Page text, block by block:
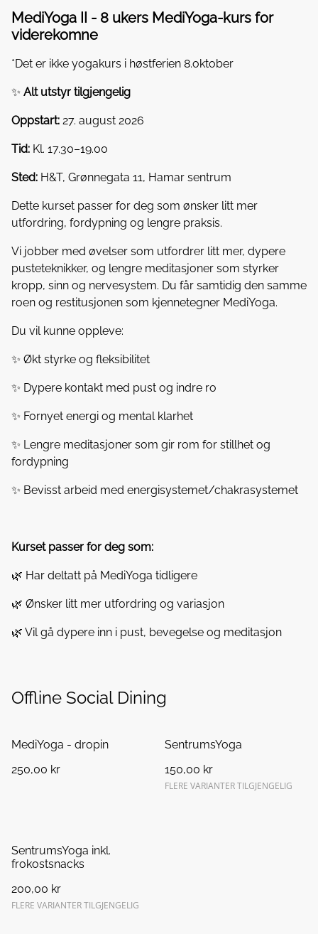
MediYoga II - 8 ukers MediYoga-kurs for
viderekomne
*Det er ikke yogakurs i høstferien 8.oktober
✨ Alt utstyr tilgjengelig
Oppstart: 27. august 2026
Tid: Kl. 17.30–19.00
Sted: H&T, Grønnegata 11, Hamar sentrum
Dette kurset passer for deg som ønsker litt mer
utfordring, fordypning og lengre praksis.
Vi jobber med øvelser som utfordrer litt mer, dypere
pusteteknikker, og lengre meditasjoner som styrker
kropp, sinn og nervesystem. Du får samtidig den samme
roen og restitusjonen som kjennetegner MediYoga.
Du vil kunne oppleve:
✨ Økt styrke og fleksibilitet
✨ Dypere kontakt med pust og indre ro
✨ Fornyet energi og mental klarhet
✨ Lengre meditasjoner som gir rom for stillhet og
fordypning
✨ Bevisst arbeid med energisystemet/chakrasystemet
Kurset passer for deg som:
🌿 Har deltatt på MediYoga tidligere
🌿 Ønsker litt mer utfordring og variasjon
🌿 Vil gå dypere inn i pust, bevegelse og meditasjon
Offline Social Dining
MediYoga - dropin
250,00 kr
SentrumsYoga
150,00 kr
FLERE VARIANTER TILGJENGELIG
SentrumsYoga inkl.
frokostsnacks
200,00 kr
FLERE VARIANTER TILGJENGELIG